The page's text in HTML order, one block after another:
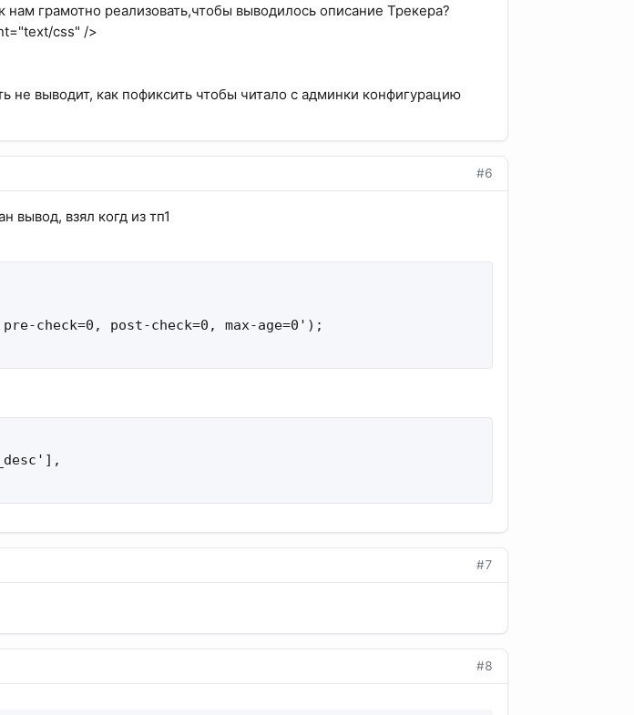
грамотно реализовать,чтобы выводилось описание Трекера?
css" />
не выводит, как пофиксить чтобы читало с админки конфигурацию
#6
вывод, взял когд из тп1
check=0, post-check=0, max-age=0');
#7
#8